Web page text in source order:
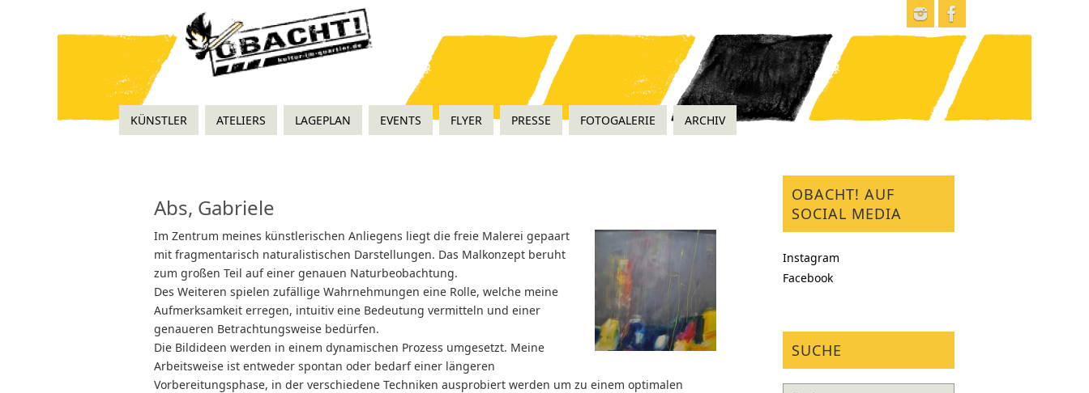
KÜNSTLER ATELIERS LAGEPLAN EVENTS FLYER PRESSE FOTOGALERIE ARCHIV
Abs, Gabriele
Im Zentrum meines künstlerischen Anliegens liegt die freie Malerei gepaart
mit fragmentarisch naturalistischen Darstellungen. Das Malkonzept beruht
zum großen Teil auf einer genauen Naturbeobachtung.
Des Weiteren spielen zufällige Wahrnehmungen eine Rolle, welche meine
Aufmerksamkeit erregen, intuitiv eine Bedeutung vermitteln und einer
genaueren Betrachtungsweise bedürfen.
Die Bildideen werden in einem dynamischen Prozess umgesetzt. Meine
Arbeitsweise ist entweder spontan oder bedarf einer längeren
Vorbereitungsphase, in der verschiedene Techniken ausprobiert werden um zu einem optimalen
OBACHT! AUF
SOCIAL MEDIA
Instagram
Facebook
SUCHE